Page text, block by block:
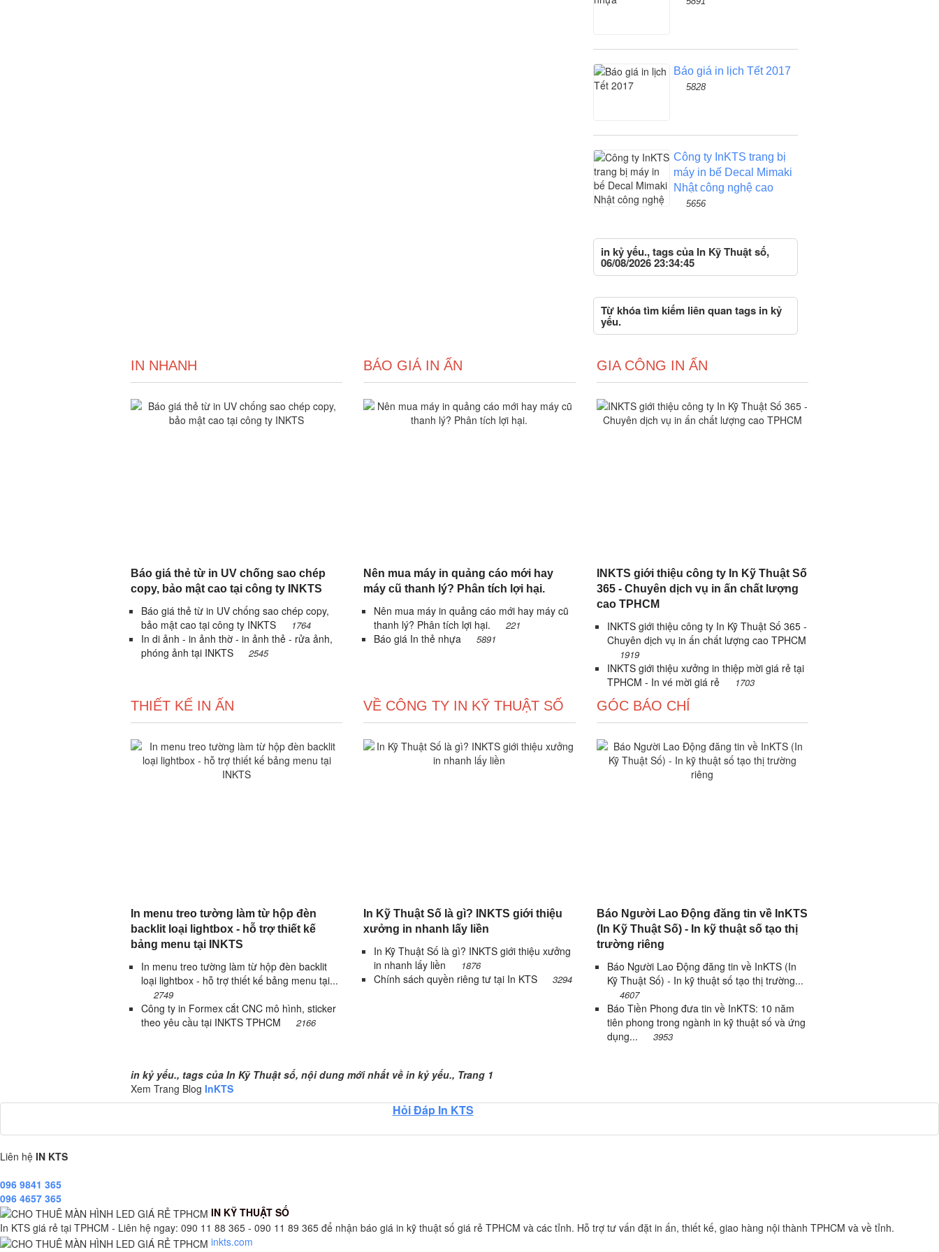
Báo giá in lịch Tết 2017
5828
Công ty InKTS trang bị
máy in bế Decal Mimaki
Nhật công nghệ cao
5656
in kỷ yếu., tags của In Kỹ Thuật số,
06/08/2026 23:34:45
Từ khóa tìm kiếm liên quan tags in kỷ
yếu.
IN NHANH
Báo giá thẻ từ in UV chống sao chép
copy, bảo mật cao tại công ty INKTS
Báo giá thẻ từ in UV chống sao chép copy,
bảo mật cao tại công ty INKTS
1764
In di ảnh - in ảnh thờ - in ảnh thẻ - rửa ảnh,
phóng ảnh tại INKTS
2545
BÁO GIÁ IN ẤN
Nên mua máy in quảng cáo mới hay
máy cũ thanh lý? Phân tích lợi hại.
Nên mua máy in quảng cáo mới hay máy cũ
thanh lý? Phân tích lợi hại.
221
Báo giá In thẻ nhựa 5891
GIA CÔNG IN ẤN
INKTS giới thiệu công ty In Kỹ Thuật Số
365 - Chuyên dịch vụ in ấn chất lượng
cao TPHCM
INKTS giới thiệu công ty In Kỹ Thuật Số 365 -
Chuyên dịch vụ in ấn chất lượng cao TPHCM
1919
INKTS giới thiệu xưởng in thiệp mời giá rẻ tại
TPHCM - In vé mời giá rẻ
1703
THIẾT KẾ IN ẤN
In menu treo tường làm từ hộp đèn
backlit loại lightbox - hỗ trợ thiết kế
bảng menu tại INKTS
In menu treo tường làm từ hộp đèn backlit
loại lightbox - hỗ trợ thiết kế bảng menu tại...
2749
Công ty in Formex cắt CNC mô hình, sticker
theo yêu cầu tại INKTS TPHCM
2166
VỀ CÔNG TY IN KỸ THUẬT SỐ
In Kỹ Thuật Số là gì? INKTS giới thiệu
xưởng in nhanh lấy liền
In Kỹ Thuật Số là gì? INKTS giới thiệu xưởng
in nhanh lấy liền
1876
Chính sách quyền riêng tư tại In KTS 3294
GÓC BÁO CHÍ
Báo Người Lao Động đăng tin về InKTS
(In Kỹ Thuật Số) - In kỹ thuật số tạo thị
trường riêng
Báo Người Lao Động đăng tin về InKTS (In
Kỹ Thuật Số) - In kỹ thuật số tạo thị trường...
4607
Báo Tiền Phong đưa tin về InKTS: 10 năm
tiên phong trong ngành in kỹ thuật số và ứng
dụng...
3953
in kỷ yếu., tags của In Kỹ Thuật số, nội dung mới nhất về in kỷ yếu., Trang 1
Xem Trang Blog InKTS
Hỏi Đáp In KTS
Liên hệ IN KTS
096 9841 365
096 4657 365
IN KỸ THUẬT SỐ
In KTS giá rẻ tại TPHCM - Liên hệ ngay: 090 11 88 365 - 090 11 89 365 để nhận báo giá in kỹ thuật số giá rẻ TPHCM và các tỉnh. Hỗ trợ tư vấn đặt in ấn, thiết kế, giao hàng nội thành TPHCM và về tỉnh.
inkts.com